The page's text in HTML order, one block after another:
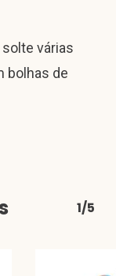
várias
bolhas de
1/5